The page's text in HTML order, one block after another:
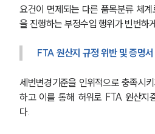
요건이 면제되는 다른 품목분류 체
을 진행하는 부정수입 행위가 빈번하
FTA 원산지 규정 위반 및 증명
세번변경기준을 인위적으로 충족시
하고 이를 통해 허위로 FTA 원산지
다.